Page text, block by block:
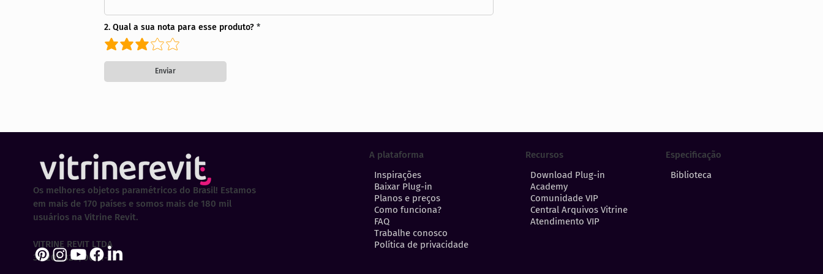
2. Qual a sua nota para esse produto?
Enviar
A plataforma
Inspirações
Baixar Plug-in
Planos e preços
Como funciona?
FAQ
Trabalhe conosco
Política de privacidade
Recursos
Download Plug-in
Academy
Comunidade VIP
Central Arquivos Vitrine
Atendimento VIP
Especificação
Biblioteca
Os melhores objetos paramétricos do Brasil! Estamos
em mais de 170 países e somos mais de 180 mil
usuários na Vitrine Revit.
VITRINE REVIT LTDA
30.202.323/0001-29